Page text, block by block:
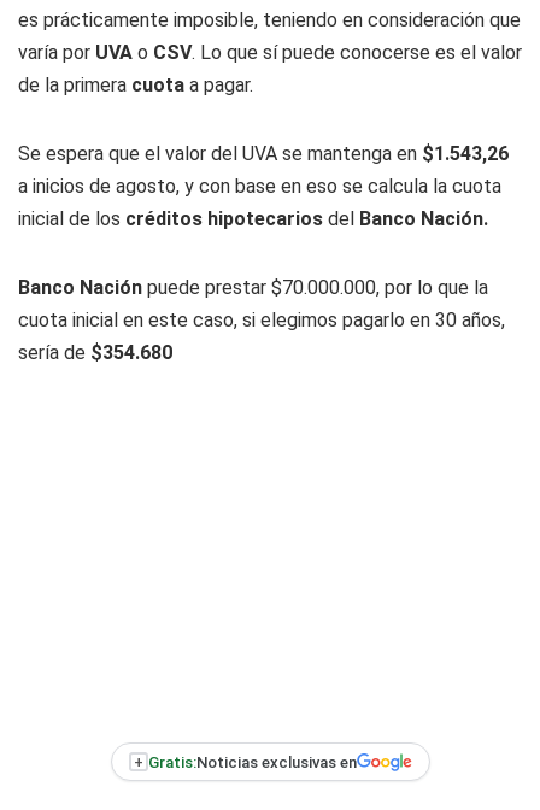
es prácticamente imposible, teniendo en consideración que
varía por UVA o CSV. Lo que sí puede conocerse es el valor
de la primera cuota a pagar.
Se espera que el valor del UVA se mantenga en $1.543,26
a inicios de agosto, y con base en eso se calcula la cuota
inicial de los créditos hipotecarios del Banco Nación.
Banco Nación puede prestar $70.000.000, por lo que la
cuota inicial en este caso, si elegimos pagarlo en 30 años,
sería de $354.680
+ Gratis:Noticias exclusivas en